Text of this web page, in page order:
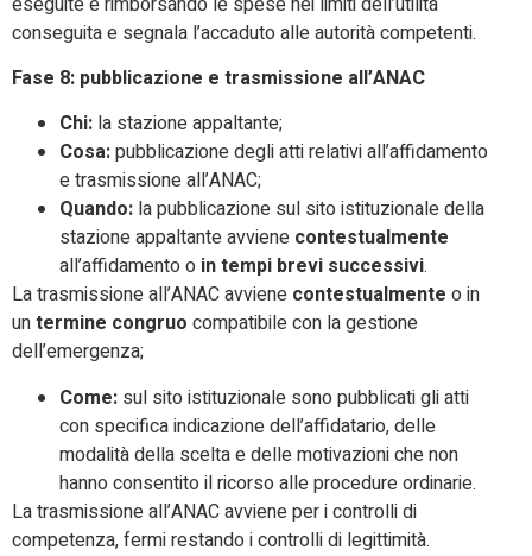
conseguita e segnala l’accaduto alle autorità competenti.
Fase 8: pubblicazione e trasmissione all’ANAC
Chi: la stazione appaltante;
Cosa:pubblicazione degli atti relativi all’affidamento
e trasmissione all’ANAC;
Quando: la pubblicazione sul sito istituzionale della
stazione appaltante avviene contestualmente
all’affidamento o in tempi brevi successivi.
La trasmissione all’ANAC avviene contestualmente o in
untermine congruo compatibile con la gestione
dell’emergenza;
Come: sul sito istituzionale sono pubblicati gli atti
con specifica indicazione dell’affidatario, delle
modalità della scelta e delle motivazioni che non
hanno consentito il ricorso alle procedure ordinarie.
La trasmissione all’ANAC avviene per i controlli di
competenza, fermi restando i controlli di legittimità.